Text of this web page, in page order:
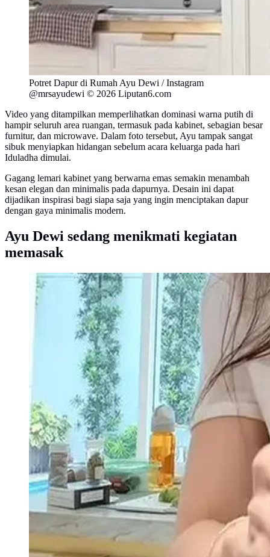
Potret Dapur di Rumah Ayu Dewi / Instagram
@mrsayudewi © 2026 Liputan6.com
Video yang ditampilkan memperlihatkan dominasi warna putih di
hampir seluruh area ruangan, termasuk pada kabinet, sebagian besar
furnitur, dan microwave. Dalam foto tersebut, Ayu tampak sangat
sibuk menyiapkan hidangan sebelum acara keluarga pada hari
Iduladha dimulai.
Gagang lemari kabinet yang berwarna emas semakin menambah
kesan elegan dan minimalis pada dapurnya. Desain ini dapat
dijadikan inspirasi bagi siapa saja yang ingin menciptakan dapur
dengan gaya minimalis modern.
Ayu Dewi sedang menikmati kegiatan
memasak